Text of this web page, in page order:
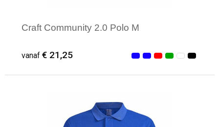
Craft Community 2.0 Polo M
vanaf € 21,25
Minimale afname: 1